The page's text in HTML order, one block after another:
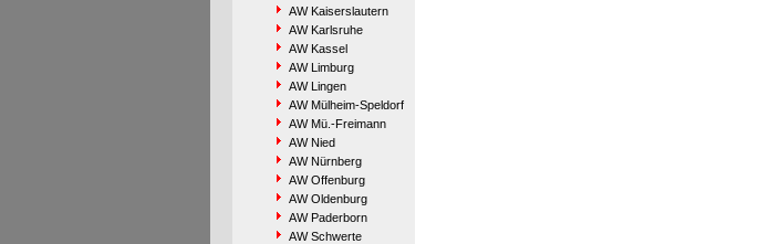
AW Kaiserslautern
AW Karlsruhe
AW Kassel
AW Limburg
AW Lingen
AW Mülheim-Speldorf
AW Mü.-Freimann
AW Nied
AW Nürnberg
AW Offenburg
AW Oldenburg
AW Paderborn
AW Schwerte